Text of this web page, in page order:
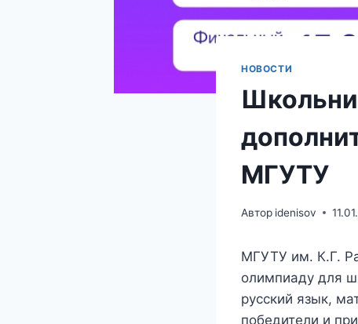
НОВОСТИ
МГУТУ
Автор idenisov
МГУТУ им. К.Г.
олимпиаду для
русский язык,
победители и